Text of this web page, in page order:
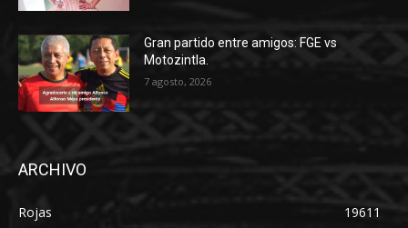
Gran partido entre amigos: FGE vs
Motozintla.
7 agosto, 2026
ARCHIVO
Rojas
19611